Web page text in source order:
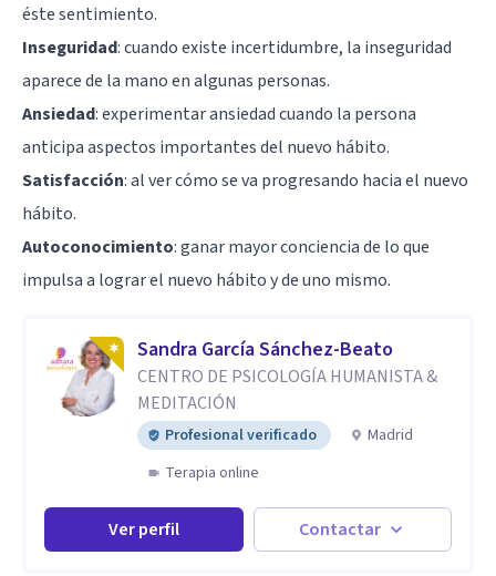
éste sentimiento.
Inseguridad: cuando existe incertidumbre, la inseguridad
aparece de la mano en algunas personas.
Ansiedad: experimentar ansiedad cuando la persona
anticipa aspectos importantes del nuevo hábito.
Satisfacción: al ver cómo se va progresando hacia el nuevo
hábito.
Autoconocimiento: ganar mayor conciencia de lo que
impulsa a lograr el nuevo hábito y de uno mismo.
Sandra García Sánchez-Beato
CENTRO DE PSICOLOGÍA HUMANISTA &
MEDITACIÓN
Profesional verificado
Madrid
Terapia online
Ver perfil Contactar